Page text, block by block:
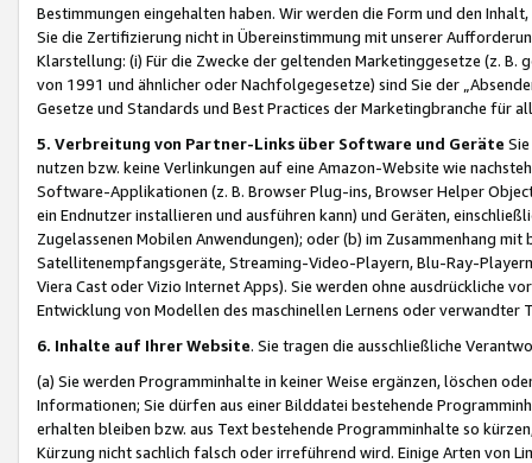
Bestimmungen eingehalten haben. Wir werden die Form und den
Sie die Zertifizierung nicht in Übereinstimmung mit unserer
Klarstellung: (i) Für die Zwecke der geltenden Marketinggesetze (z. B.
von 1991 und ähnlicher oder Nachfolgegesetze) sind Sie der
Gesetze und Standards und Best Practices der Marketingbranche für
5. Verbreitung von Partner-Links über Software und Geräte
nutzen bzw. keine Verlinkungen auf eine Amazon-Website wie
Software-Applikationen (z. B. Browser Plug-ins, Browser Helper
ein Endnutzer installieren und ausführen kann) und Geräten,
Zugelassenen Mobilen Anwendungen); oder (b) im Zusammenhang
Satellitenempfangsgeräte, Streaming-Video-Playern, Blu-Ray-
Viera Cast oder Vizio Internet Apps). Sie werden ohne ausdrückliche
Entwicklung von Modellen des maschinellen Lernens oder
6. Inhalte auf Ihrer Website. Sie tragen die ausschließliche
(a) Sie werden Programminhalte in keiner Weise ergänzen, löschen
Informationen; Sie dürfen aus einer Bilddatei bestehende
erhalten bleiben bzw. aus Text bestehende Programminhalte so
Kürzung nicht sachlich falsch oder irreführend wird. Einige Arten von